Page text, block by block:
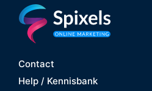
Contact
Help / Kennisbank